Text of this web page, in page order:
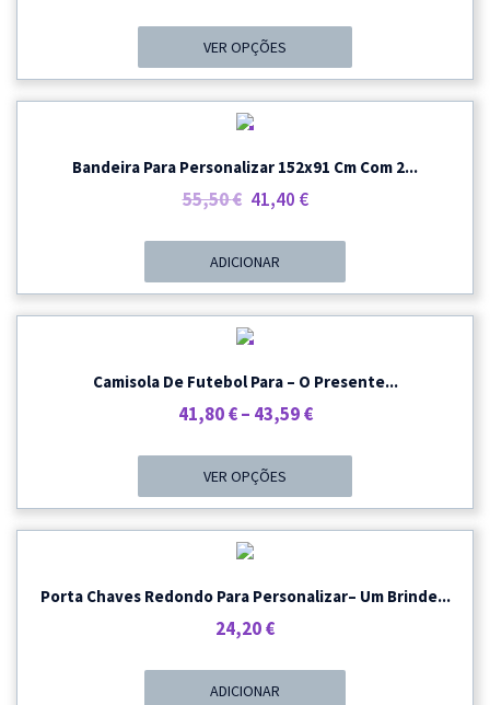
Through
48,80 €
VER OPÇÕES
Bandeira Para Personalizar 152x91 Cm Com 2...
55,50€ O
Original
Era:
55,50 €.
41,40 €O
É:
41,40 €.
ADICIONAR
Camisola De Futebol Para – O Presente...
41,80€ – 43,59€Price
Through
43,59 €
VER OPÇÕES
Porta Chaves Redondo Para Personalizar– Um Brinde...
24,20€
ADICIONAR